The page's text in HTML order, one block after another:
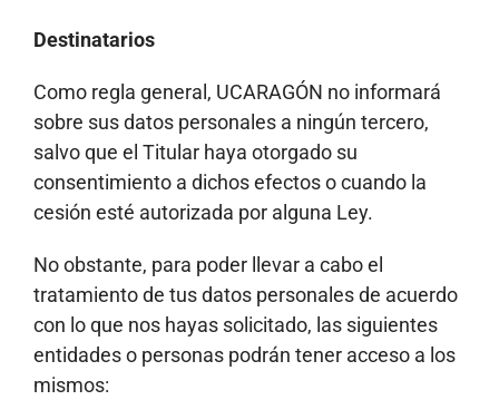
Destinatarios
Como regla general, UCARAGÓN no informará
sobre sus datos personales a ningún tercero,
salvo que el Titular haya otorgado su
consentimiento a dichos efectos o cuando la
cesión esté autorizada por alguna Ley.
No obstante, para poder llevar a cabo el
tratamiento de tus datos personales de acuerdo
con lo que nos hayas solicitado, las siguientes
entidades o personas podrán tener acceso a los
mismos: